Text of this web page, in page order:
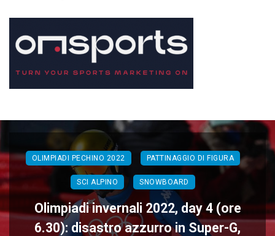
OLIMPIADI PECHINO 2022 PATTINAGGIO DI FIGURA
SCI ALPINO SNOWBOARD
Olimpiadi invernali 2022, day 4 (ore
6.30): disastro azzurro in Super-G,